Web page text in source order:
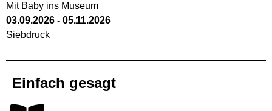
Mit Baby ins Museum
03.09.2026 - 05.11.2026
Siebdruck
Einfach gesagt